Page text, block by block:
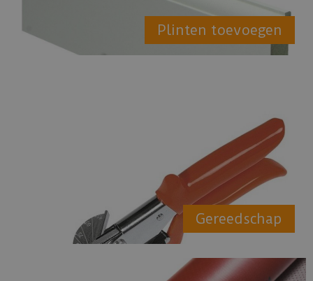
Plinten toevoegen
Gereedschap